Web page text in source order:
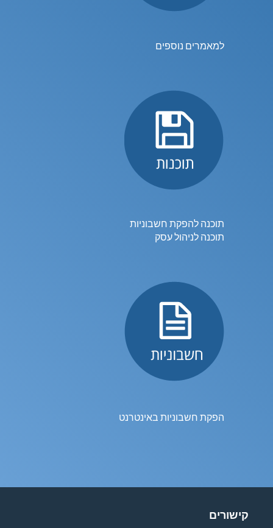
למאמרים נוספים
תוכנה להפקת חשבוניות
תוכנה לניהול עסק
הפקת חשבוניות באינטרנט
קישורים